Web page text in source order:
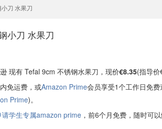
刀 水果刀
小刀 水果刀
现有 Tefal 9cm 不锈钢水果刀，现价€8.35(指导价
免运费，或Amazon Prime会员享受1个工作日免费
Prime)。
学生专属amazon prime ，前6个月免费，随时可以